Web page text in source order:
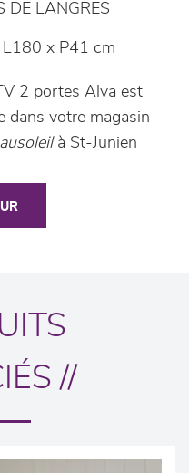
DE LANGRES
x P41 cm
2 portes Alva est
dans votre magasin
à St-Junien
//